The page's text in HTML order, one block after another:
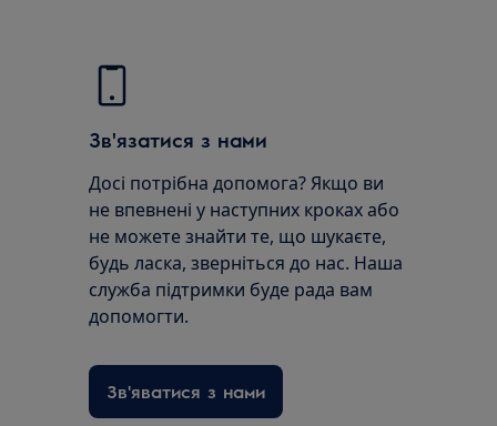
Зв'язатися з нами
Досі потрібна допомога? Якщо ви
не впевнені у наступних кроках або
не можете знайти те, що шукаєте,
будь ласка, зверніться до нас. Наша
служба підтримки буде рада вам
допомогти.
Зв'яватися з нами